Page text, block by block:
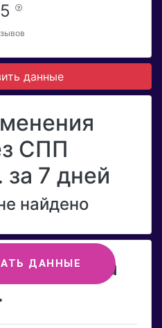
данные
СПП
за 7 дней
ДАННЫЕ
найдено
бренда